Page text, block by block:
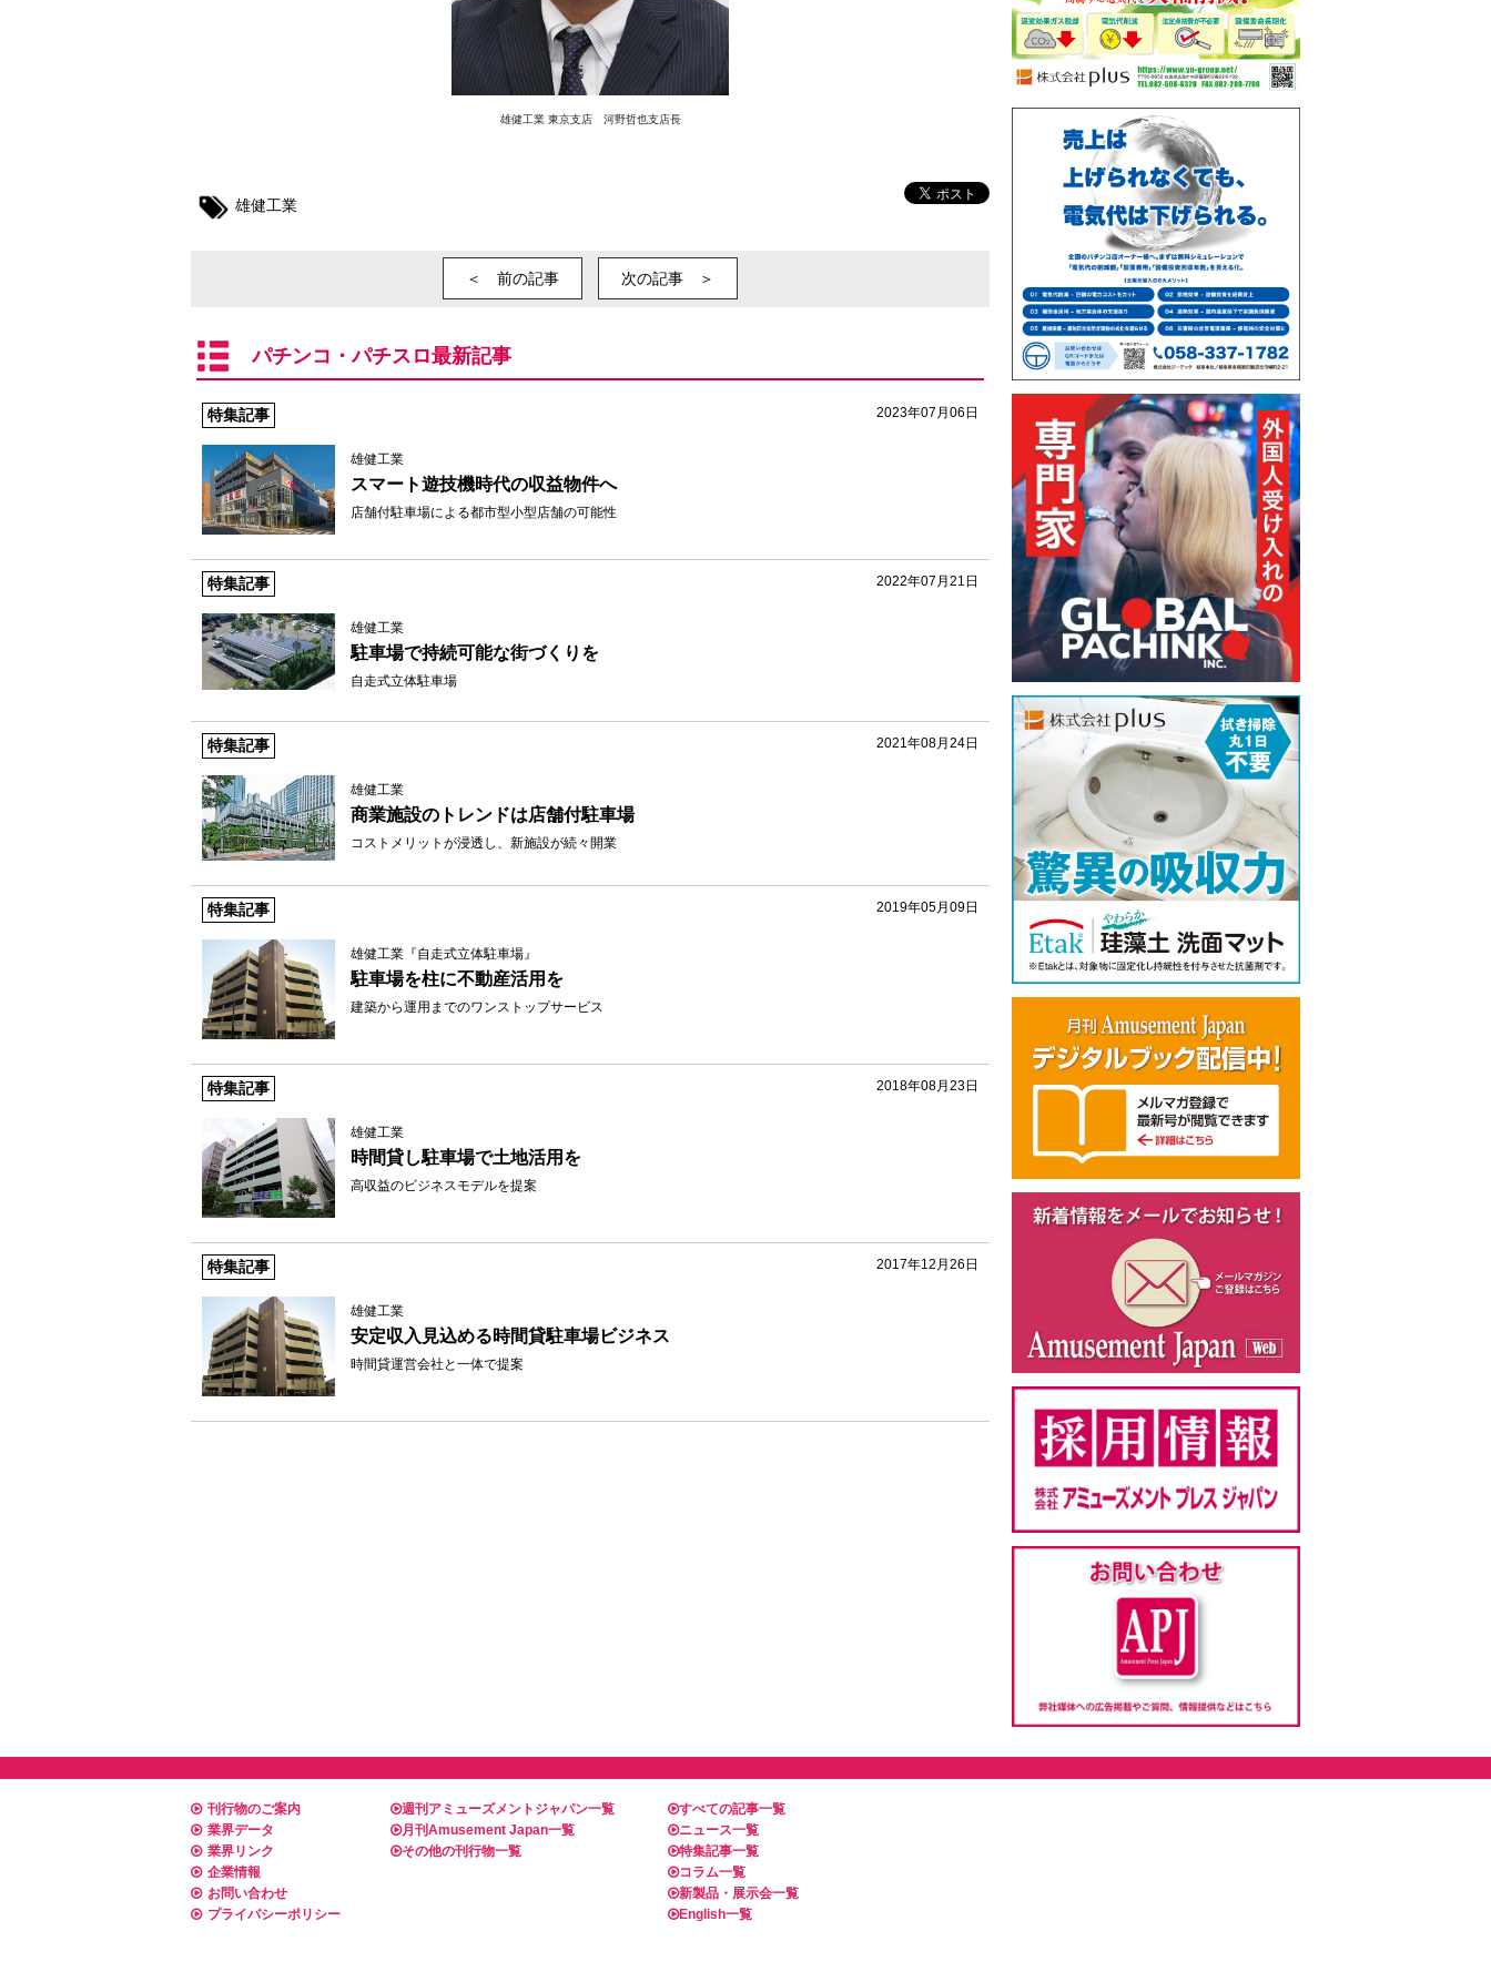
雄健工業 東京支店 河野哲也支店長
雄健工業
＜ 前の記事 次の記事 ＞
パチンコ・パチスロ最新記事
2023年07月06日
特集記事
雄健工業
スマート遊技機時代の収益物件へ
店舗付駐車場による都市型小型店舗の可能性
2022年07月21日
特集記事
雄健工業
駐車場で持続可能な街づくりを
自走式立体駐車場
2021年08月24日
特集記事
雄健工業
商業施設のトレンドは店舗付駐車場
コストメリットが浸透し、新施設が続々開業
2019年05月09日
特集記事
雄健工業『自走式立体駐車場』
駐車場を柱に不動産活用を
建築から運用までのワンストップサービス
2018年08月23日
特集記事
雄健工業
時間貸し駐車場で土地活用を
高収益のビジネスモデルを提案
2017年12月26日
特集記事
雄健工業
安定収入見込める時間貸駐車場ビジネス
時間貸運営会社と一体で提案
刊行物のご案内
業界データ
業界リンク
企業情報
お問い合わせ
プライバシーポリシー
週刊アミューズメントジャパン一覧
月刊Amusement Japan一覧
その他の刊行物一覧
すべての記事一覧
ニュース一覧
特集記事一覧
コラム一覧
新製品・展示会一覧
English一覧